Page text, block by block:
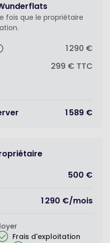
fois que le propriétaire
1 290 €
299 € TTC
1 589 €
500 €
1 290 €/mois
Frais d'exploitation